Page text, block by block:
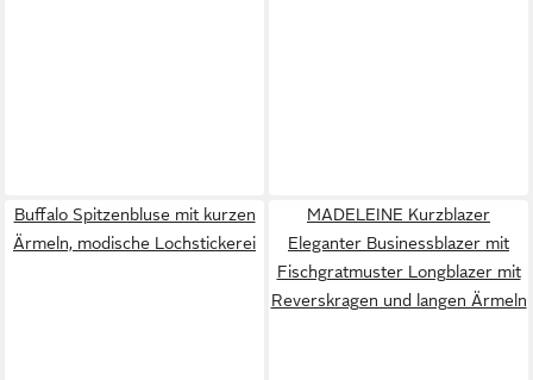
Buffalo Spitzenbluse mit kurzen
Ärmeln, modische Lochstickerei
MADELEINE Kurzblazer
Eleganter Businessblazer mit
Fischgratmuster Longblazer mit
Reverskragen und langen Ärmeln